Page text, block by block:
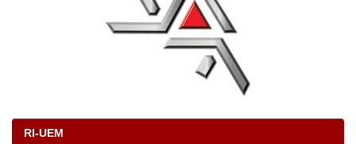
RI-UEM